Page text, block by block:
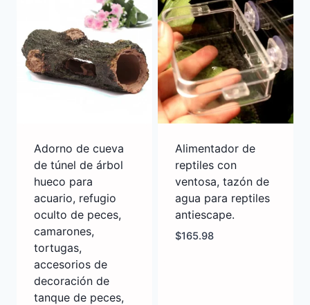
Adorno de cueva
de túnel de árbol
hueco para
acuario, refugio
oculto de peces,
camarones,
tortugas,
accesorios de
decoración de
tanque de peces,
Alimentador de
reptiles con
ventosa, tazón de
agua para reptiles
antiescape.
$165.98